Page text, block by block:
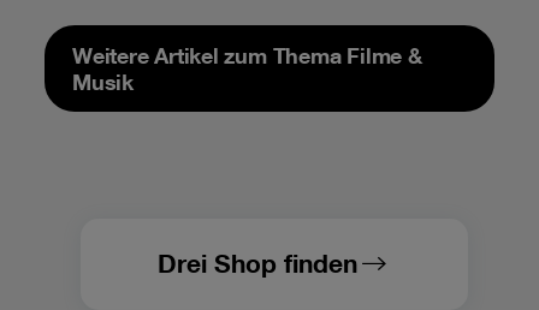
Weitere Artikel zum Thema Filme &
Musik
Drei Shop finden